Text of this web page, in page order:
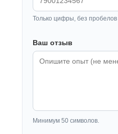
Только цифры, без
Ваш отзыв
Минимум 50 символов.